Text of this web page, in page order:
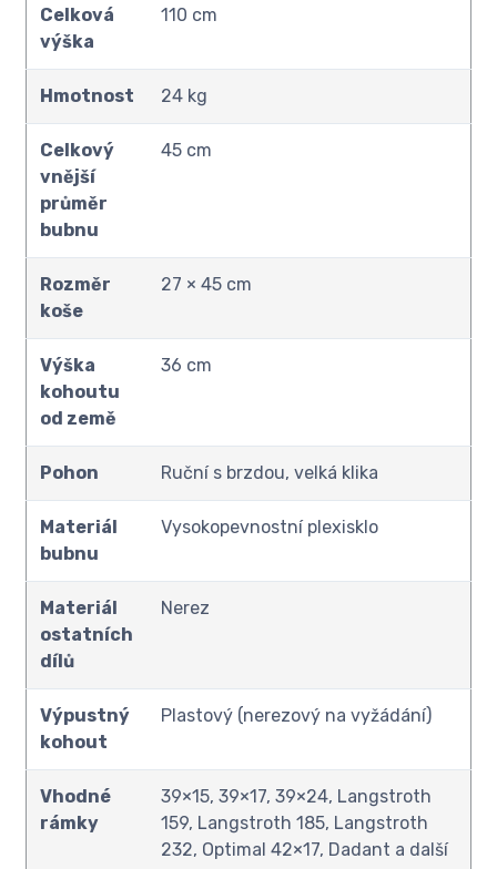
Celková
výška
110 cm
Hmotnost 24 kg
Celkový
vnější
průměr
bubnu
45 cm
Rozměr
koše
27 × 45 cm
Výška
kohoutu
od země
36 cm
Pohon Ruční s brzdou, velká klika
Materiál
bubnu
Vysokopevnostní plexisklo
Materiál
ostatních
dílů
Nerez
Výpustný
kohout
Plastový (nerezový na vyžádání)
Vhodné
rámky
39×15, 39×17, 39×24, Langstroth
159, Langstroth 185, Langstroth
232, Optimal 42×17, Dadant a další